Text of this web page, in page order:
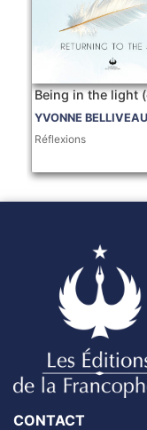
Being in the light
YVONNE BELLIVEAU
Réflexions
CONTACT